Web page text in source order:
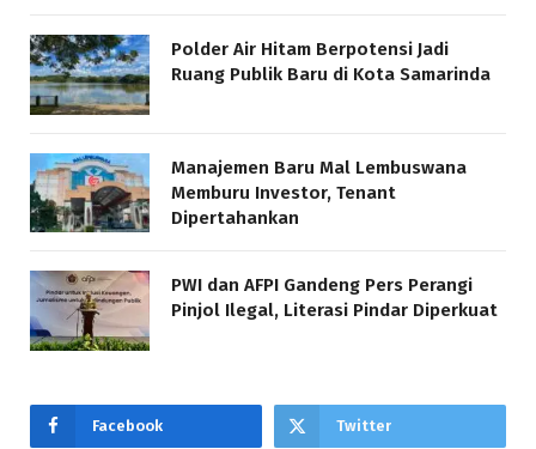
Polder Air Hitam Berpotensi Jadi
Ruang Publik Baru di Kota Samarinda
Manajemen Baru Mal Lembuswana
Memburu Investor, Tenant
Dipertahankan
PWI dan AFPI Gandeng Pers Perangi
Pinjol Ilegal, Literasi Pindar Diperkuat
Facebook Twitter